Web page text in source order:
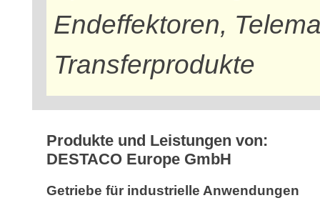
Endeffektoren,
Transferprodukte
Produkte und Leistungen von:
DESTACO Europe GmbH
Getriebe für industrielle Anwendungen